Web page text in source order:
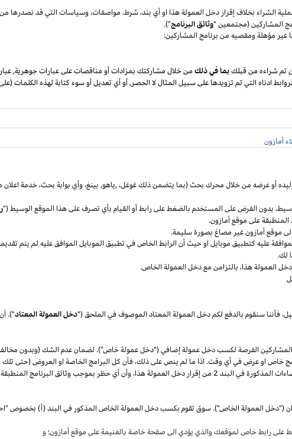
الشراء بخلاف إقرار دخل العمولة هذا او أي بند،شرط، مواصفات،وسياسات التي قد نصدرها
المشاركين (مجتمعين "وثائق البرنامج").
غير مؤهلة ومقصيه من برنامج المشاركين:
تم شراءه من قبلكبما في ذلك من خلال مشاركتك بمزادات أو مناقصات على عبارات جوهرية,
ادناه التي تم تزويدها على سبيل المثال لا الحصر, أو أي تعديل أو سوء كتابة لهذه الكلمات
أمازون
أو عرضه من خلال محرك بحث (بما يتضمن ذلكغوغل،,ياهو, بينغ،وأي بوابة بحث،خدمة اعلان
بدون الفرض على المستخدم بالضغط على رابط أو القيام بأي تصرف على هذا الموقع الوسيط ("
على موقع أمازون.
موقع أمازون غير مصاغ بصورة سليمة.
عليه كتطبيق موبايل او حيثأن الرابط الخاص في تطبيق الموبايل الموافقعليه لم يتم
لك.
هذا، بالتزامن مع دخل العمولة الخاص.
فأننا سنقوم بالدفع لكم دخل العمولة المعتاد الموصوف في الملحق ("دخل العمولة المعتاد").
الفرصة لكسب دخل عمولة إضافي ("دخل عمولة خاص"). لضمان عدم الشك (وبدون
خاص او عرض في أي وقت. اذا ما لم ينص علىذلك،فأن كل البرامج الخاصة او العروض (حتى
المذكورة في البند 2 من إقرار دخل العمولةهذا،وأن أي حظر بموجب وثائق البرنامج
("دخل العمولة الخاص"). سوق تقوم بكسب دخل العمولة الخاص المذكور في البند (أ) بخصوص
على رابط خاص لموقعك والذي يؤدي الى صفحة خاصة بالغنيمة على موقع أمازون؛ و